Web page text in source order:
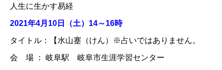
人生に生かす易経
2021年4月10日（土）14～16時
タイトル：【水山蹇（けん）※占いではありません。
会 場 ： 岐阜駅 岐阜市生涯学習センター